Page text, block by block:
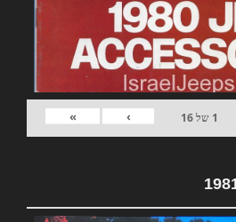
1 של16
›
»